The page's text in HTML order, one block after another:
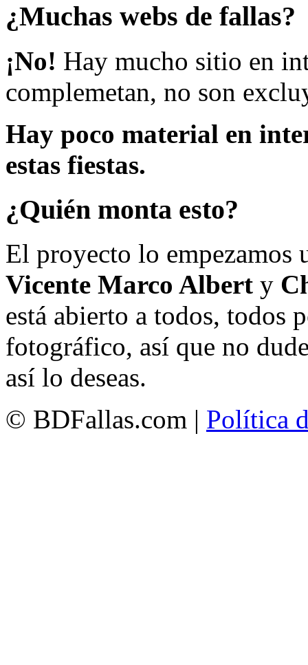
¿Muchas webs de fallas?
¡No! Hay mucho sitio en
complemetan, no son
Hay poco material en
estas fiestas.
¿Quién monta esto?
El proyecto lo empezamos
Vicente Marco Albert y
está abierto a todos, todos
fotográfico, así que no
así lo deseas.
© BDFallas.com | Política